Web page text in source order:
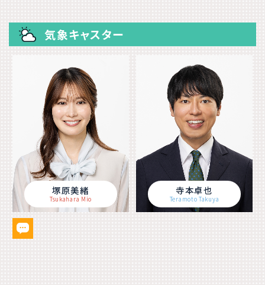
気象キャスター
塚原美緒
Tsukahara Mio
寺本卓也
Teramoto Takuya